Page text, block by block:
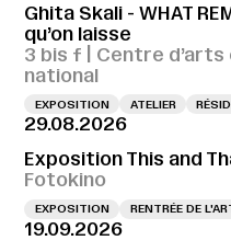
Ghita Skali - WHAT
qu’on laisse
3 bis f | Centre
national
EXPOSITION ATELIER
29.08.2026
Exposition This and
Fotokino
EXPOSITION RENTRÉE DE
19.09.2026